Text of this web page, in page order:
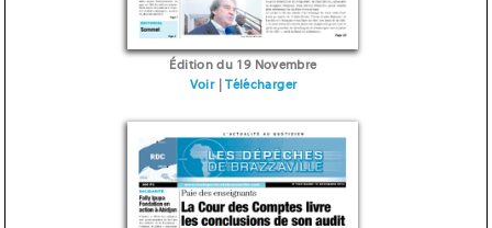
Édition du 19 Novembre
Voir|Télécharger